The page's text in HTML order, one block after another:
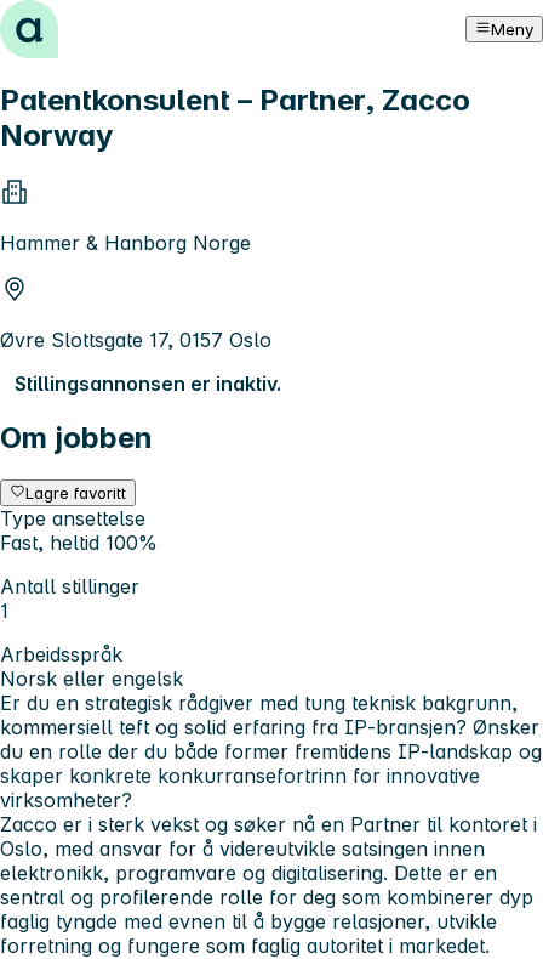
Hopp til innhold Meny
Patentkonsulent – Partner, Zacco
Norway
Hammer & Hanborg Norge
Øvre Slottsgate 17, 0157 Oslo
Stillingsannonsen er inaktiv.
Om jobben
Lagre favoritt
Type ansettelse
Fast, heltid 100%
Antall stillinger
1
Arbeidsspråk
Norsk eller engelsk
Er du en strategisk rådgiver med tung teknisk bakgrunn,
kommersiell teft og solid erfaring fra IP‑bransjen? Ønsker
du en rolle der du både former fremtidens IP‑landskap og
skaper konkrete konkurransefortrinn for innovative
virksomheter?
Zacco er i sterk vekst og søker nå en Partner til kontoret i
Oslo, med ansvar for å videreutvikle satsingen innen
elektronikk, programvare og digitalisering. Dette er en
sentral og profilerende rolle for deg som kombinerer dyp
faglig tyngde med evnen til å bygge relasjoner, utvikle
forretning og fungere som faglig autoritet i markedet.